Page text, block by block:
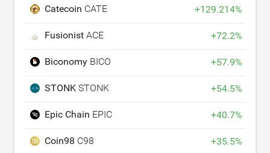
Catecoin CATE +129.214%
Fusionist ACE +72.2%
Biconomy BICO +57.9%
STONK STONK +54.5%
Epic Chain EPIC +40.7%
Coin98 C98 +35.5%